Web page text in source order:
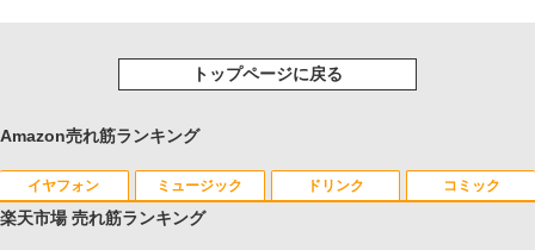
トップページに戻る
Amazon売れ筋ランキング
イヤフォン ミュージック ドリンク コミック
楽天市場 売れ筋ランキング